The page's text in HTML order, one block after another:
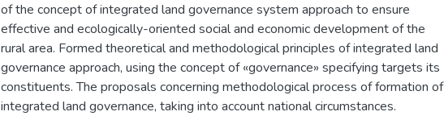
of the concept of integrated land governance system approach to ensure
effective and ecologically-oriented social and economic development of the
rural area. Formed theoretical and methodological principles of integrated land
governance approach, using the concept of «governance» specifying targets its
constituents. The proposals concerning methodological process of formation of
integrated land governance, taking into account national circumstances.